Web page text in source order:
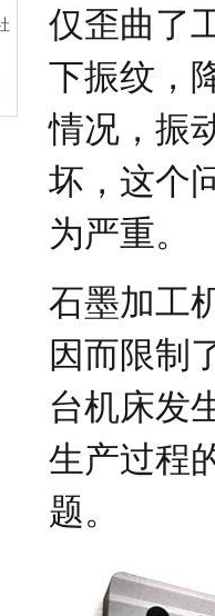
仅歪曲了
下振纹，
情况，振
坏，这个
为严重。
石墨加工
因而限制
台机床发
生产过程
题。